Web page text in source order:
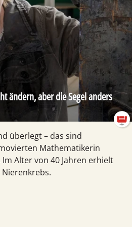
ändern, aber die Segel anders
überlegt – das sind
Mathe­matikerin
Im Alter von 40 Jahren erhielt
Nieren­krebs.